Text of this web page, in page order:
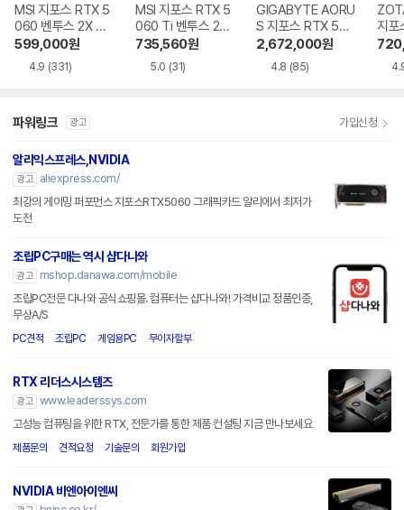
MSI 지포스 RTX 5
060 벤투스 2X OC
D7 8GB
599,000원
4.9 (331)
MSI 지포스 RTX 5
060 Ti 벤투스 2X
OC 플러스 D7 8G
735,560원
5.0 (31)
GIGABYTE AORU
S 지포스 RTX 508
0 MASTER D7 16
GB 제이씨현
2,672,000원
4.8 (85)
지
Ti
D7
파워링크 광고 가입신청
알리익스프레스,NVIDIA
광고
aliexpress.com/
최강의 게이밍 퍼포먼스 지포스RTX5060 그래픽카드 알리에서 최저가
도전
조립PC구매는 역시 샵다나와
광고
mshop.danawa.com/mobile
조립PC전문 다나와 공식쇼핑몰. 컴퓨터는 샵다나와! 가격비교 정품인증,
무상A/S
PC견적 조립PC 게임용PC 무이자할부
RTX 리더스시스템즈
광고 www.leaderssys.com
고성능 컴퓨팅을 위한 RTX, 전문가를 통한 제품 컨설팅 지금 만나보세요
제품문의 견적요청 기술문의 회원가입
NVIDIA 비엔아이엔씨